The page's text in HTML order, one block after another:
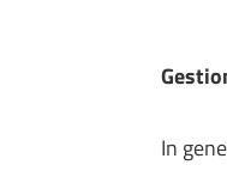
In